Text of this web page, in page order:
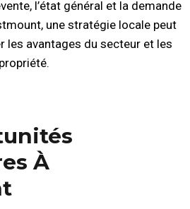
l’état général et la demande
une stratégie locale peut
les avantages du secteur et les
À